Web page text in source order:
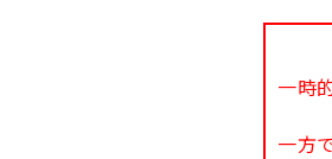
一時
一方